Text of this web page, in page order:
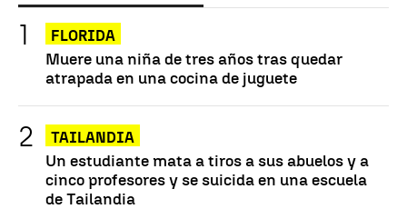
FLORIDA
Muere una niña de tres años tras quedar
atrapada en una cocina de juguete
TAILANDIA
Un estudiante mata a tiros a sus abuelos y a
cinco profesores y se suicida en una escuela
de Tailandia